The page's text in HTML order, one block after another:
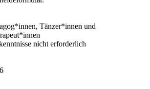
Tänzer*innen und
nicht erforderlich